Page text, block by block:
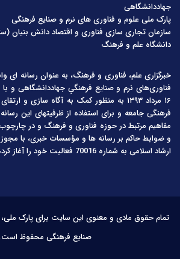
جهاددانشگاهی
پارک ملی علوم و فناوری های نرم و صنایع فرهنگی
سازمان تجاری سازی فناوری و اقتصاد دانش بنیان
دانشگاه علم و فرهنگ
خبرگزاری علم، فناوری و فرهنگ، به عنوان رسانه ای
فناوری‌های نرم و صنایع فرهنگیِ جهاددانشگاهی و با
۱۶ مرداد ۱۳۹۳ به منظور کمک به آگاه سازی و
فرهنگی جامعه و برای استفاده از ظرفیتهای این
مفاهیم مرتبط در حوزه فناوری و فرهنگ و در
و ضوابط حاکم بر رسانه ها و مؤسسات خبری، با
ارشاد اسلامی به شماره 70016 فعالیت خود را آغاز کرده است.
تمام حقوق مادی و معنوی این سایت برای پارک
صنایع فرهنگی محفوظ است.